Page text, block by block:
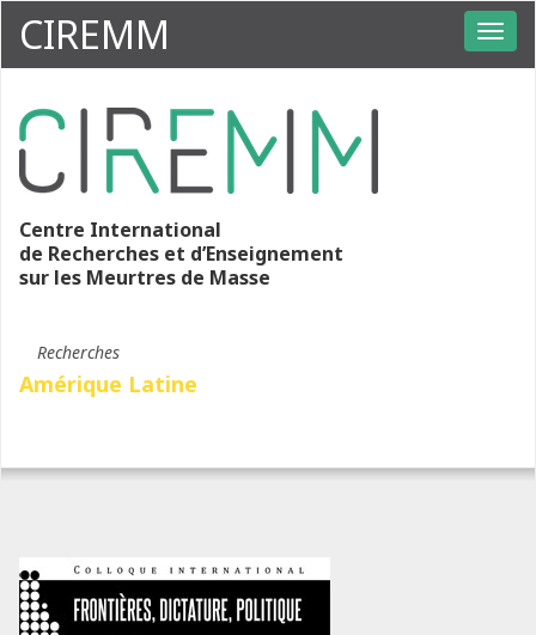
CIREMM
Centre International
de Recherches et d’Enseignement
sur les Meurtres de Masse
Recherches
Amérique Latine